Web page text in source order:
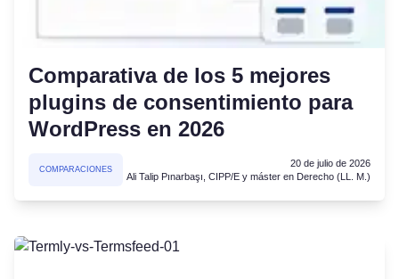
Comparativa de los 5 mejores
plugins de consentimiento para
WordPress en 2026
COMPARACIONES
20 de julio de 2026
Ali Talip Pınarbaşı, CIPP/E y máster en Derecho (LL. M.)